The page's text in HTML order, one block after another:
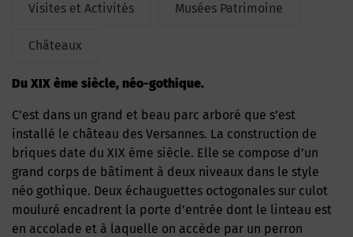
Visites et Activités Musées Patrimoine
Châteaux
du XIX ème siècle, néo-gothique.
C’est dans un grand et beau parc arboré que s’est
installé le château des Versannes. La construction de
briques date du XIX ème siècle. Elle se compose d’un
grand corps de bâtiment à deux niveaux dans le style
néo gothique. Deux échauguettes octogonales sur culot
mouluré encadrent la porte d’entrée dont le linteau est
en accolade et à laquelle on accède par un perron